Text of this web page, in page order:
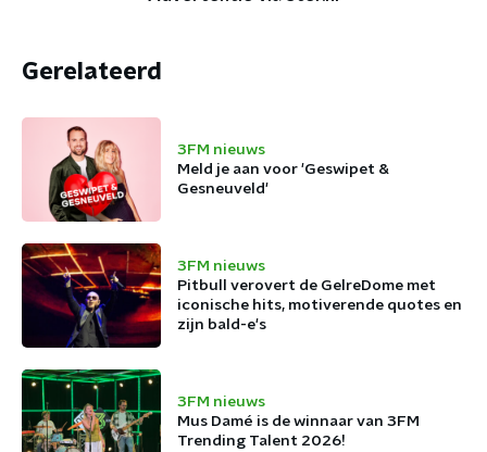
Gerelateerd
3FM nieuws
Meld je aan voor 'Geswipet &
Gesneuveld'
3FM nieuws
Pitbull verovert de GelreDome met
iconische hits, motiverende quotes en
zijn bald-e's
3FM nieuws
Mus Damé is de winnaar van 3FM
Trending Talent 2026!